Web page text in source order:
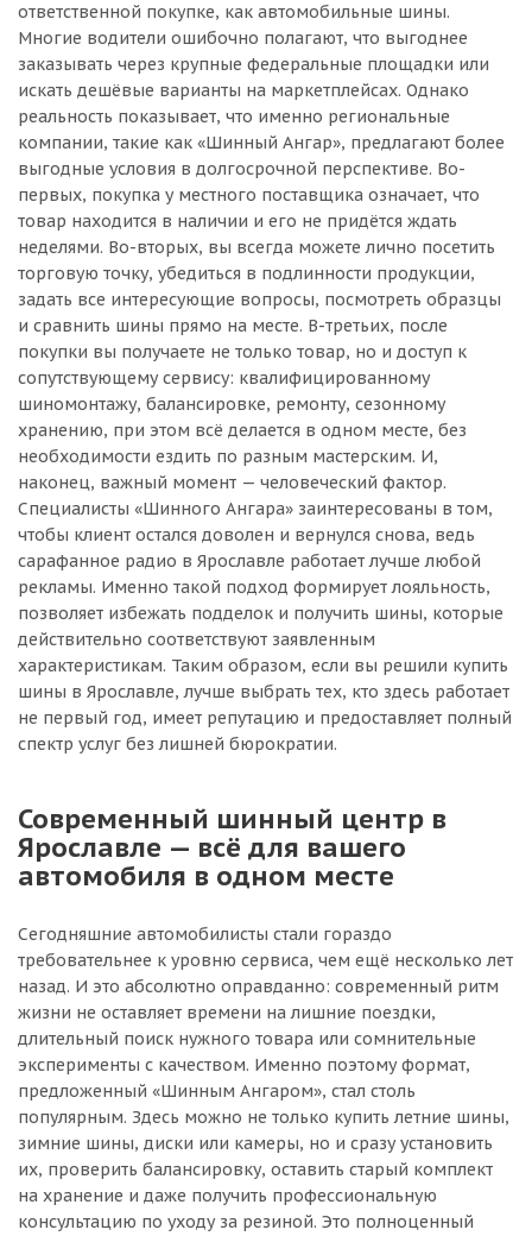
ответственной покупке, как автомобильные шины.
Многие водители ошибочно полагают, что выгоднее
заказывать через крупные федеральные площадки или
искать дешёвые варианты на маркетплейсах. Однако
реальность показывает, что именно региональные
компании, такие как «Шинный Ангар», предлагают более
выгодные условия в долгосрочной перспективе. Во-
первых, покупка у местного поставщика означает, что
товар находится в наличии и его не придётся ждать
неделями. Во-вторых, вы всегда можете лично посетить
торговую точку, убедиться в подлинности продукции,
задать все интересующие вопросы, посмотреть образцы
и сравнить шины прямо на месте. В-третьих, после
покупки вы получаете не только товар, но и доступ к
сопутствующему сервису: квалифицированному
шиномонтажу, балансировке, ремонту, сезонному
хранению, при этом всё делается в одном месте, без
необходимости ездить по разным мастерским. И,
наконец, важный момент — человеческий фактор.
Специалисты «Шинного Ангара» заинтересованы в том,
чтобы клиент остался доволен и вернулся снова, ведь
сарафанное радио в Ярославле работает лучше любой
рекламы. Именно такой подход формирует лояльность,
позволяет избежать подделок и получить шины, которые
действительно соответствуют заявленным
характеристикам. Таким образом, если вы решили купить
шины в Ярославле, лучше выбрать тех, кто здесь работает
не первый год, имеет репутацию и предоставляет полный
спектр услуг без лишней бюрократии.
Современный шинный центр в
Ярославле — всё для вашего
автомобиля в одном месте
Сегодняшние автомобилисты стали гораздо
требовательнее к уровню сервиса, чем ещё несколько лет
назад. И это абсолютно оправданно: современный ритм
жизни не оставляет времени на лишние поездки,
длительный поиск нужного товара или сомнительные
эксперименты с качеством. Именно поэтому формат,
предложенный «Шинным Ангаром», стал столь
популярным. Здесь можно не только купить летние шины,
зимние шины, диски или камеры, но и сразу установить
их, проверить балансировку, оставить старый комплект
на хранение и даже получить профессиональную
консультацию по уходу за резиной. Это полноценный